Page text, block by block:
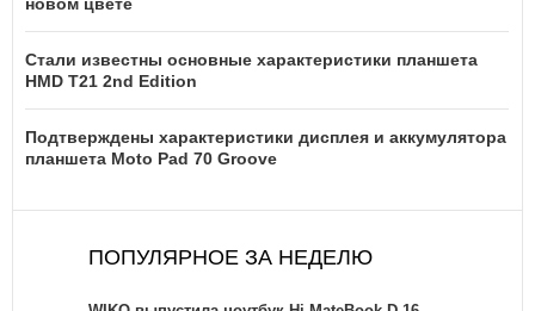
Стали известны основные характеристики планшета
HMD T21 2nd Edition
Подтверждены характеристики дисплея и аккумулятора
планшета Moto Pad 70 Groove
ПОПУЛЯРНОЕ ЗА НЕДЕЛЮ